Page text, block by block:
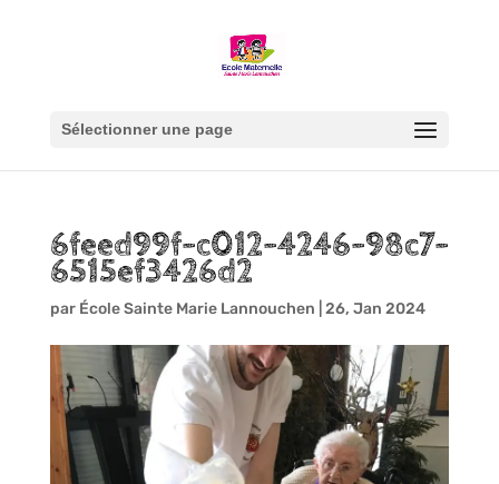
Sélectionner une page
6feed99f-c012-4246-98c7-
6515ef3426d2
par École Sainte Marie Lannouchen 26, Jan 2024